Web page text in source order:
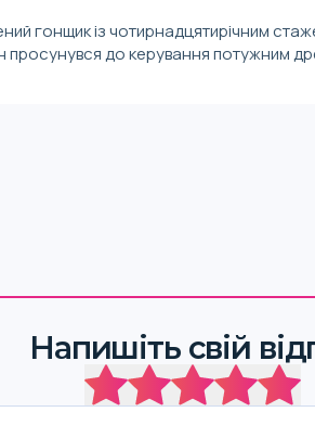
гонщик із чотирнадцятирічним
просунувся до керування потужним
Напишіть свій